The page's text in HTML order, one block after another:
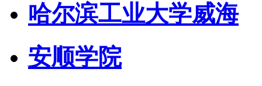
哈尔滨工业大学威海
安顺学院